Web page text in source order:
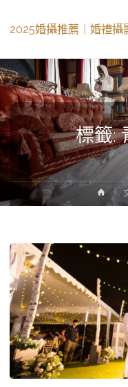
2025婚攝推薦｜婚禮攝
標籤: